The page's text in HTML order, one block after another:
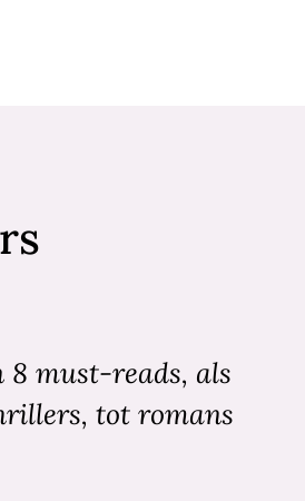
must-reads, als
tot romans